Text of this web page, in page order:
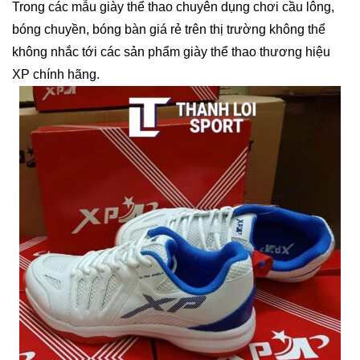
Trong các mẫu giày thể thao chuyên dụng chơi cầu lông,
bóng chuyền, bóng bàn giá rẻ trên thị trường không thể
không nhắc tới các sản phẩm giày thể thao thương hiệu
XP chính hãng.